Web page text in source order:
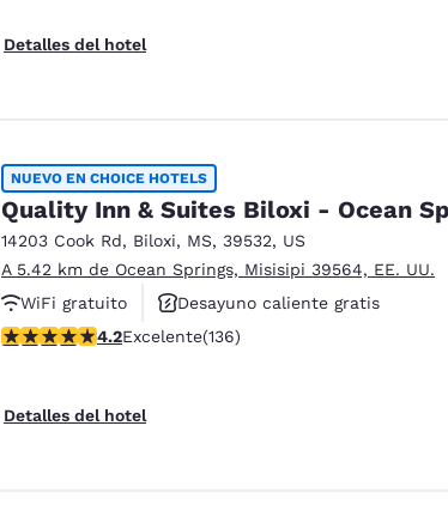
Detalles del hotel
NUEVO EN CHOICE HOTELS
Quality Inn & Suites Biloxi - Ocean
14203 Cook Rd, Biloxi, MS, 39532, US
A 5.42 km de Ocean Springs, Misisipi 39564, EE. UU.
WiFi gratuito
Desayuno caliente gratis
Se aceptan mascotas
calificación de 4.24 estrellas. Excelente. 136 reseñas
4.2Excelente(136)
Detalles del hotel